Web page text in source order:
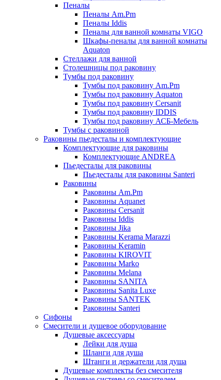
Пеналы
Пеналы Am.Pm
Пеналы Iddis
Пеналы для ванной комнаты VIGO
Шкафы-пеналы для ванной комнаты
Aquaton
Стеллажи для ванной
Столешницы под раковину
Тумбы под раковину
Тумбы под раковину Am.Pm
Тумбы под раковину Aquaton
Тумбы под раковину Cersanit
Тумбы под раковину IDDIS
Тумбы под раковину АСБ-Мебель
Тумбы с раковиной
Раковины пьедесталы и комплектующие
Комплектующие для раковины
Комплектующие ANDREA
Пьедесталы для раковины
Пьедесталы для раковины Santeri
Раковины
Раковины Am.Pm
Раковины Aquanet
Раковины Cersanit
Раковины Iddis
Раковины Jika
Раковины Kerama Marazzi
Раковины Keramin
Раковины KIROVIT
Раковины Marko
Раковины Melana
Раковины SANITA
Раковины Sanita Luxe
Раковины SANTEK
Раковины Santeri
Сифоны
Смесители и душевое оборудование
Душевые аксессуары
Лейки для душа
Шланги для душа
Штанги и держатели для душа
Душевые комплекты без смесителя